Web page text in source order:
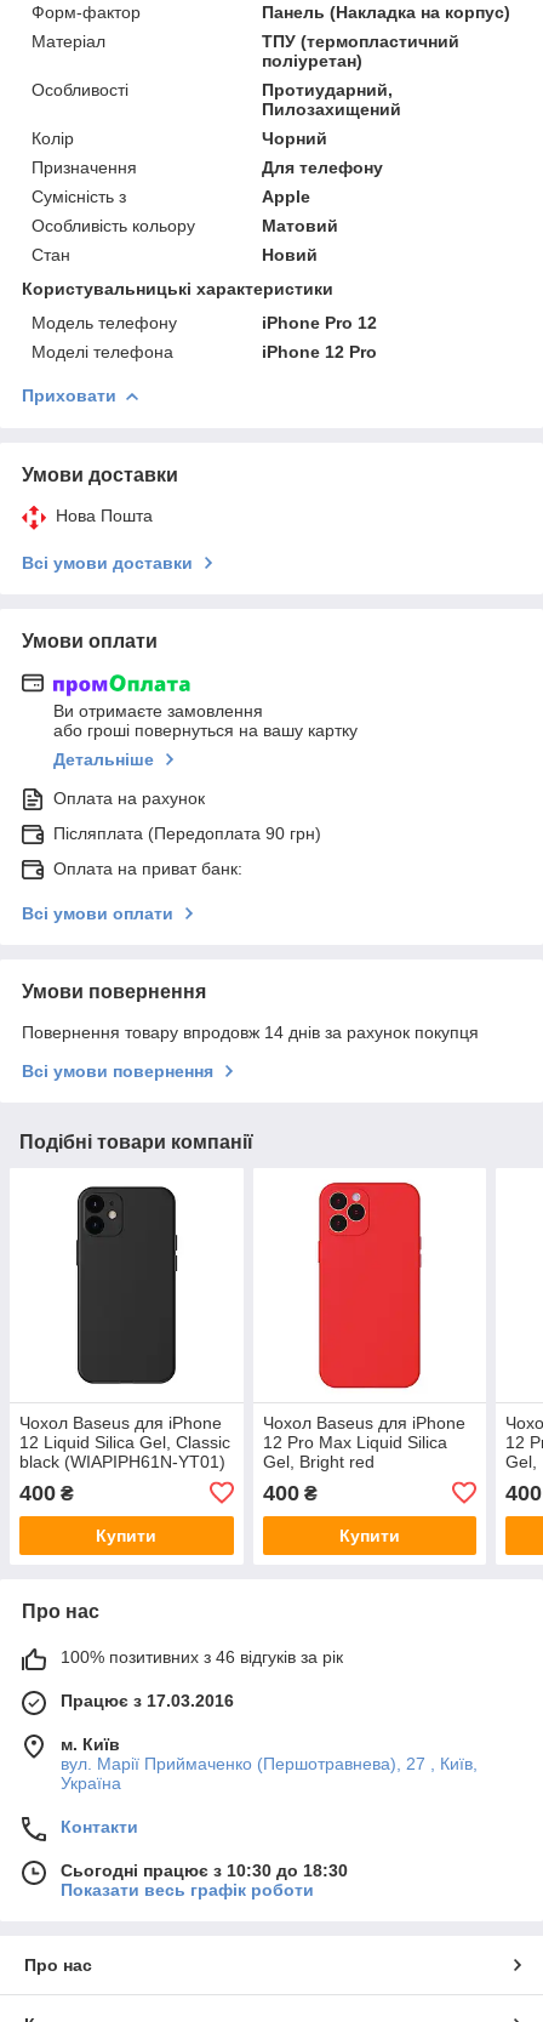
Форм-фактор
Панель (Накладка на корпус)
Матеріал
ТПУ (термопластичний
поліуретан)
Особливості
Протиударний,
Пилозахищений
Колір
Чорний
Призначення
Для телефону
Сумісність з
Apple
Особливість кольору
Матовий
Стан
Новий
Користувальницькі характеристики
Модель телефону
iPhone Pro 12
Моделі телефона
iPhone 12 Pro
Приховати
Умови доставки
Нова Пошта
Всі умови доставки
Умови оплати
Ви отримаєте замовлення
або гроші повернуться на вашу картку
Детальніше
Оплата на рахунок
Післяплата (Передоплата 90 грн)
Оплата на приват банк:
Всі умови оплати
Умови повернення
Повернення товару впродовж 14 днів за рахунок покупця
Всі умови повернення
Подібні товари компанії
Чохол Baseus для iPhone
12 Liquid Silica Gel, Classic
black (WIAPIPH61N-YT01)
400 ₴
Купити
Чохол Baseus для iPhone
12 Pro Max Liquid Silica
Gel, Bright red
400₴
Купити
12
Gel,
400
Про нас
100% позитивних з 46 відгуків за рік
Працює з 17.03.2016
м. Київ
вул. Марії Приймаченко (Першотравнева), 27 , Київ,
Україна
Контакти
Сьогодні працює з 10:30 до 18:30
Показати весь графік роботи
Про нас